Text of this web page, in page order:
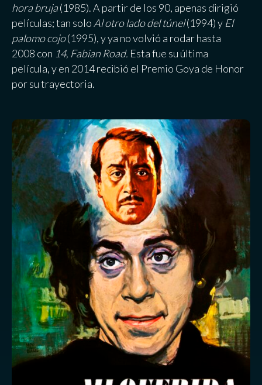
hora bruja(1985).A partir de los 90, apenas dirigió
películas; tan solo Al otro lado del túnel(1994) y El
palomo cojo(1995), y ya no volvió a rodar hasta
2008 con 14, Fabian Road. Esta fue su última
película, y en 2014 recibió el Premio Goya de Honor
por su trayectoria.